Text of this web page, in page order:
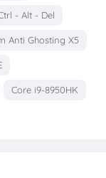
- Alt - Del
Anti Ghosting X5
Core i9-8950HK